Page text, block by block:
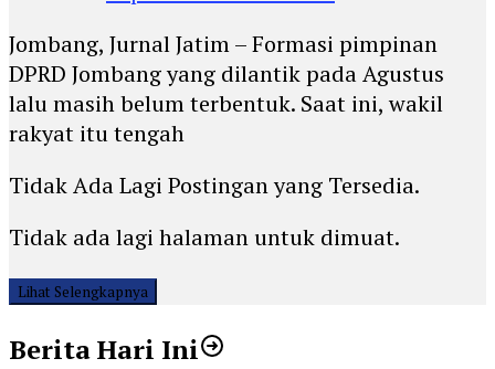
Jombang, Jurnal Jatim – Formasi pimpinan
DPRD Jombang yang dilantik pada Agustus
lalu masih belum terbentuk. Saat ini, wakil
rakyat itu tengah
Tidak Ada Lagi Postingan yang Tersedia.
Tidak ada lagi halaman untuk dimuat.
Lihat Selengkapnya
Berita Hari Ini